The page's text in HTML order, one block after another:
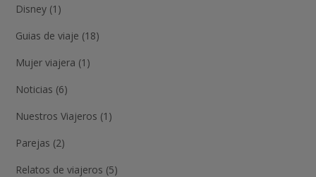
Disney (1)
Guias de viaje (18)
Mujer viajera (1)
Noticias (6)
Nuestros Viajeros (1)
Parejas (2)
Relatos de viajeros (5)